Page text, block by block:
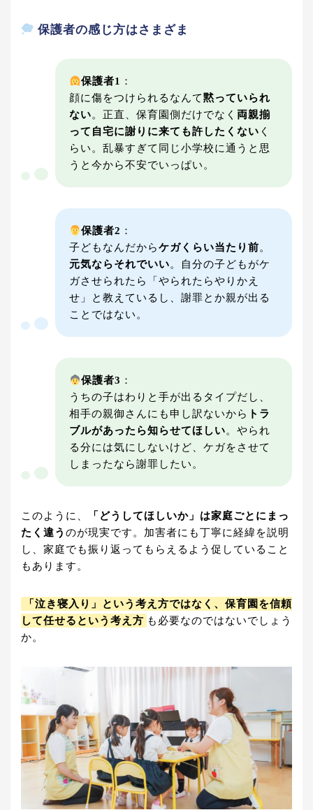
保護者の感じ方はさまざま
保護者1
：
顔に傷をつけられるなんて黙っていられ
ない。正直、保育園側だけでなく 両親揃
って自宅に謝りに来ても許したくない く
らい。乱暴すぎて同じ小学校に通うと思
うと今から不安でいっぱい。
保護者2 ：
子どもなんだからケガくらい当たり前。
元気ならそれでいい。自分の子どもがケ
ガさせられたら「やられたらやりかえ
せ」と教えているし、謝罪とか親が出る
ことではない。
保護者3 ：
うちの子はわりと手が出るタイプだし、
相手の親御さんにも申し訳ないから
トラ
ブルがあったら知らせてほしい。やられ
る分には気にしないけど、ケガをさせて
しまったなら謝罪したい。
このように、
「どうしてほしいか」は家庭ごとにまっ
たく違う のが現実です。加害者にも丁寧に経緯を説明
し、家庭でも振り返ってもらえるよう促していること
もあります。
「泣き寝入り」という考え方ではなく、保育園を信頼
して任せるという考え方 も必要なのではないでしょう
か。